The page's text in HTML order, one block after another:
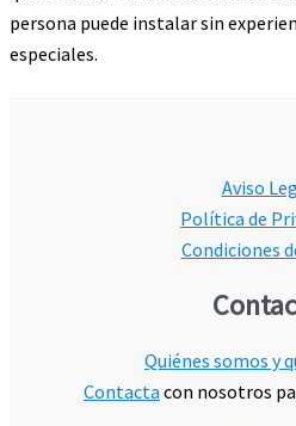
persona puede instalar sin
especiales.
Aviso
Política de
Condiciones
Quiénes somos y
Contacta con nosotros